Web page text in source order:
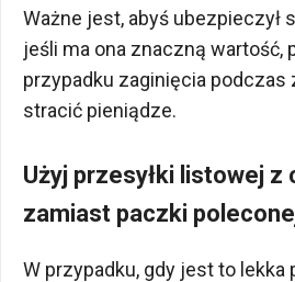
Ważne jest, abyś ubezpieczył
jeśli ma ona znaczną wartość,
przypadku zaginięcia
stracić pieniądze.
Użyj przesyłki listowej
zamiast paczki
W przypadku, gdy jest to lekka